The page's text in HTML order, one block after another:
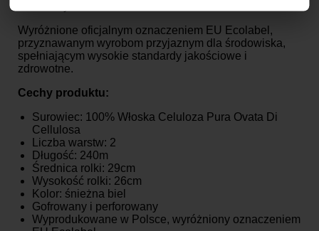
Wyróżnione oficjalnym oznaczeniem EU Ecolabel,
przyznawanym wyrobom przyjaznym dla środowiska,
spełniającym wysokie standardy jakościowe i
zdrowotne.
Cechy produktu:
Surowiec: 100% Włoska Celuloza Pura Ovata Di
Cellulosa
Liczba warstw: 2
Długość: 240m
Średnica rolki: 29cm
Wysokość rolki: 26cm
Kolor: śnieżna biel
Gofrowany i perforowany
Wyprodukowane w Polsce, wyróżniony oznaczeniem